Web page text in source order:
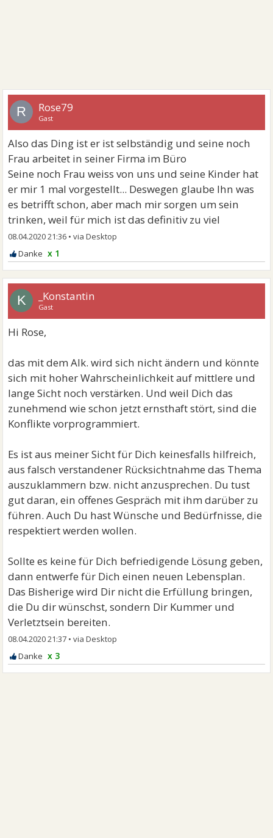
R Rose79
Gast
Also das Ding ist er ist selbständig und seine noch
Frau arbeitet in seiner Firma im Büro
Seine noch Frau weiss von uns und seine Kinder hat
er mir 1 mal vorgestellt... Deswegen glaube Ihn was
es betrifft schon, aber mach mir sorgen um sein
trinken, weil für mich ist das definitiv zu viel
08.04.2020 21:36 •
x 1
K _Konstantin
Gast
Hi Rose,
das mit dem Alk. wird sich nicht ändern und könnte
sich mit hoher Wahrscheinlichkeit auf mittlere und
lange Sicht noch verstärken. Und weil Dich das
zunehmend wie schon jetzt ernsthaft stört, sind die
Konflikte vorprogrammiert.
Es ist aus meiner Sicht für Dich keinesfalls hilfreich,
aus falsch verstandener Rücksichtnahme das Thema
auszuklammern bzw. nicht anzusprechen. Du tust
gut daran, ein offenes Gespräch mit ihm darüber zu
führen. Auch Du hast Wünsche und Bedürfnisse, die
respektiert werden wollen.
Sollte es keine für Dich befriedigende Lösung geben,
dann entwerfe für Dich einen neuen Lebensplan.
Das Bisherige wird Dir nicht die Erfüllung bringen,
die Du dir wünschst, sondern Dir Kummer und
Verletztsein bereiten.
08.04.2020 21:37 •
x 3